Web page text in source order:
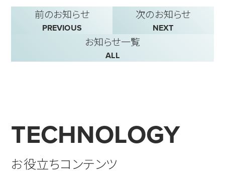
前のお知らせ
PREVIOUS
次のお知らせ
NEXT
お知らせ一覧
ALL
TECHNOLOGY
お役立ちコンテンツ